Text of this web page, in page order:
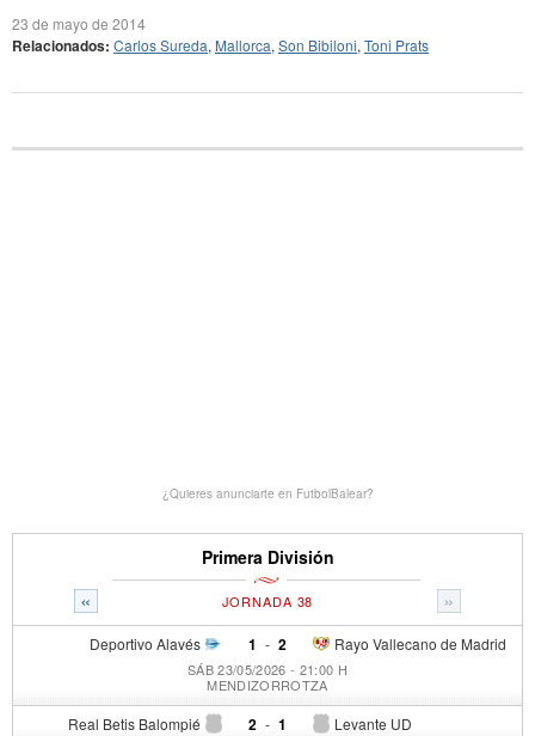
23 de mayo de 2014
Relacionados: Carlos Sureda, Mallorca, Son Bibiloni, Toni Prats
¿Quieres anunciarte en FutbolBalear?
Primera División
« »
JORNADA 38
Deportivo Alavés 1 - Rayo Vallecano de Madrid
2
SÁB 23/05/2026 - 21:00 H
MENDIZORROTZA
Real Betis Balompié 2 - Levante UD
1